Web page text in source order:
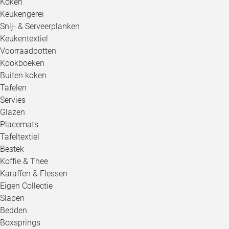
Keukengerei
Snij- & Serveerplanken
Keukentextiel
Voorraadpotten
Kookboeken
Buiten koken
Tafelen
Servies
Glazen
Placemats
Tafeltextiel
Bestek
Koffie & Thee
Karaffen & Flessen
Eigen Collectie
Slapen
Bedden
Boxsprings